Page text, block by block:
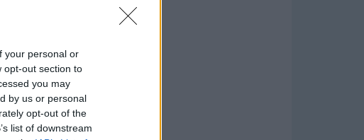
your personal or
opt-out section to
you may
by us or personal
opt-out of the
list of downstream